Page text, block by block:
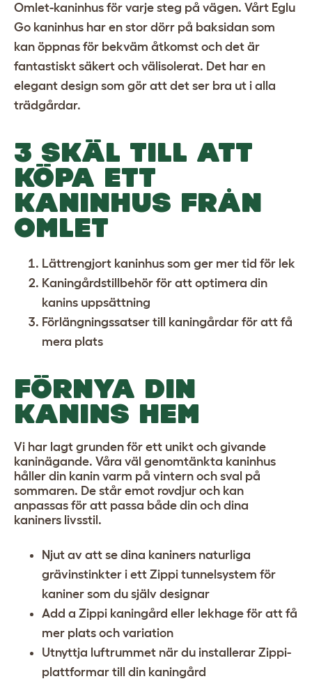
Omlet-kaninhus för varje steg på vägen. Vårt Eglu
Go kaninhus har en stor dörr på baksidan som
kan öppnas för bekväm åtkomst och det är
fantastiskt säkert och välisolerat. Det har en
elegant design som gör att det ser bra ut i alla
trädgårdar.
3 SKÄL TILL ATT
KÖPA ETT
KANINHUS FRÅN
OMLET
Lättrengjort kaninhus som ger mer tid för lek
Kaningårdstillbehör för att optimera din
kanins uppsättning
Förlängningssatser till kaningårdar för att få
mera plats
FÖRNYA DIN
KANINS HEM
Vi har lagt grunden för ett unikt och givande
kaninägande. Våra väl genomtänkta kaninhus
håller din kanin varm på vintern och sval på
sommaren. De står emot rovdjur och kan
anpassas för att passa både din och dina
kaniners livsstil.
Njut av att se dina kaniners naturliga
grävinstinkter i ett Zippi tunnelsystem för
kaniner som du själv designar
Add a Zippi kaningård eller lekhage för att få
mer plats och variation
Utnyttja luftrummet när du installerar Zippi-
plattformar till din kaningård